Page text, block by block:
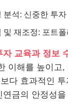
분석: 신중한 투
및 재조정: 포트
자 교육과 정보
이해를 높이고,
다 효과적인
연금의 안정성